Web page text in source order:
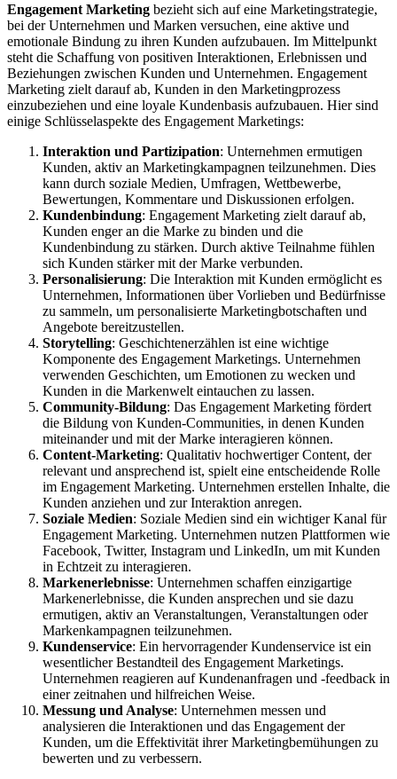
Engagement Marketing bezieht sich auf eine Marketingstrategie,
bei der Unternehmen und Marken versuchen, eine aktive und
emotionale Bindung zu ihren Kunden aufzubauen. Im Mittelpunkt
steht die Schaffung von positiven Interaktionen, Erlebnissen und
Beziehungen zwischen Kunden und Unternehmen. Engagement
Marketing zielt darauf ab, Kunden in den Marketingprozess
einzubeziehen und eine loyale Kundenbasis aufzubauen. Hier sind
einige Schlüsselaspekte des Engagement Marketings:
Interaktion und Partizipation: Unternehmen ermutigen
Kunden, aktiv an Marketingkampagnen teilzunehmen. Dies
kann durch soziale Medien, Umfragen, Wettbewerbe,
Bewertungen, Kommentare und Diskussionen erfolgen.
Kundenbindung: Engagement Marketing zielt darauf ab,
Kunden enger an die Marke zu binden und die
Kundenbindung zu stärken. Durch aktive Teilnahme fühlen
sich Kunden stärker mit der Marke verbunden.
Personalisierung: Die Interaktion mit Kunden ermöglicht es
Unternehmen, Informationen über Vorlieben und Bedürfnisse
zu sammeln, um personalisierte Marketingbotschaften und
Angebote bereitzustellen.
Storytelling: Geschichtenerzählen ist eine wichtige
Komponente des Engagement Marketings. Unternehmen
verwenden Geschichten, um Emotionen zu wecken und
Kunden in die Markenwelt eintauchen zu lassen.
Community-Bildung: Das Engagement Marketing fördert
die Bildung von Kunden-Communities, in denen Kunden
miteinander und mit der Marke interagieren können.
Content-Marketing: Qualitativ hochwertiger Content, der
relevant und ansprechend ist, spielt eine entscheidende Rolle
im Engagement Marketing. Unternehmen erstellen Inhalte, die
Kunden anziehen und zur Interaktion anregen.
Soziale Medien: Soziale Medien sind ein wichtiger Kanal für
Engagement Marketing. Unternehmen nutzen Plattformen wie
Facebook, Twitter, Instagram und LinkedIn, um mit Kunden
in Echtzeit zu interagieren.
Markenerlebnisse: Unternehmen schaffen einzigartige
Markenerlebnisse, die Kunden ansprechen und sie dazu
ermutigen, aktiv an Veranstaltungen, Veranstaltungen oder
Markenkampagnen teilzunehmen.
Kundenservice: Ein hervorragender Kundenservice ist ein
wesentlicher Bestandteil des Engagement Marketings.
Unternehmen reagieren auf Kundenanfragen und -feedback in
einer zeitnahen und hilfreichen Weise.
Messung und Analyse: Unternehmen messen und
analysieren die Interaktionen und das Engagement der
Kunden, um die Effektivität ihrer Marketingbemühungen zu
bewerten und zu verbessern.